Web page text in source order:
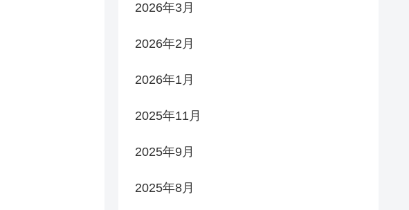
2026年3月
2026年2月
2026年1月
2025年11月
2025年9月
2025年8月